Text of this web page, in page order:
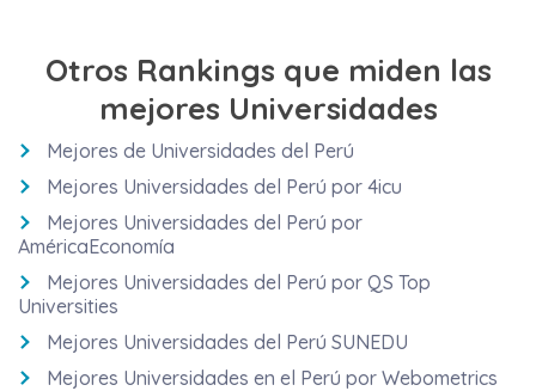
Otros Rankings que miden las
mejores Universidades
Mejores de Universidades del Perú
Mejores Universidades del Perú por 4icu
Mejores Universidades del Perú por
AméricaEconomía
Mejores Universidades del Perú por QS Top
Universities
Mejores Universidades del Perú SUNEDU
Mejores Universidades en el Perú por Webometrics